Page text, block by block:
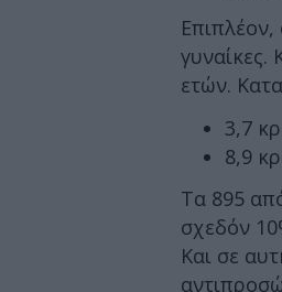
Επιπλέον,
γυναίκες.
ετών.
3,7
8,9
Τα 895
σχεδόν
Και σε